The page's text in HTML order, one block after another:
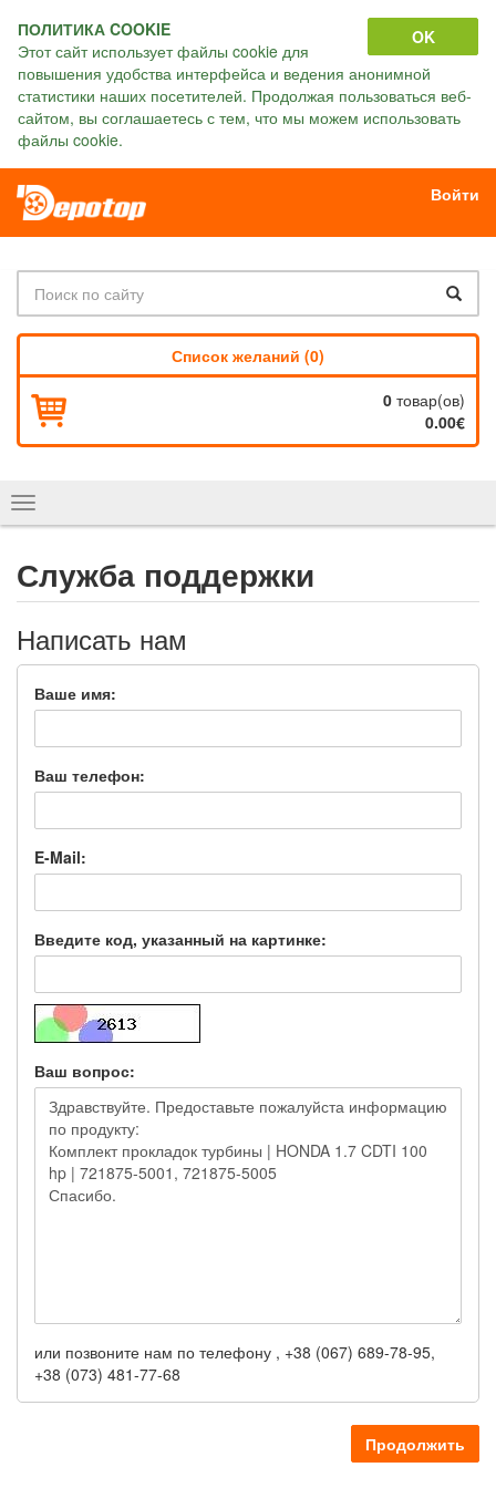
OK
ПОЛИТИКА COOKIE
Этот сайт использует файлы cookie для
повышения удобства интерфейса и ведения анонимной
статистики наших посетителей. Продолжая пользоваться веб-
сайтом, вы соглашаетесь с тем, что мы можем использовать
файлы cookie.
Войти
Список желаний (0)
0 товар(ов)
0.00€
Показать
навигацию
Служба поддержки
Написать нам
Ваше имя:
Ваш телефон:
E-Mail:
Введите код, указанный на картинке:
Ваш вопрос:
или позвоните нам по телефону , +38 (067) 689-78-95,
+38 (073) 481-77-68
Продолжить